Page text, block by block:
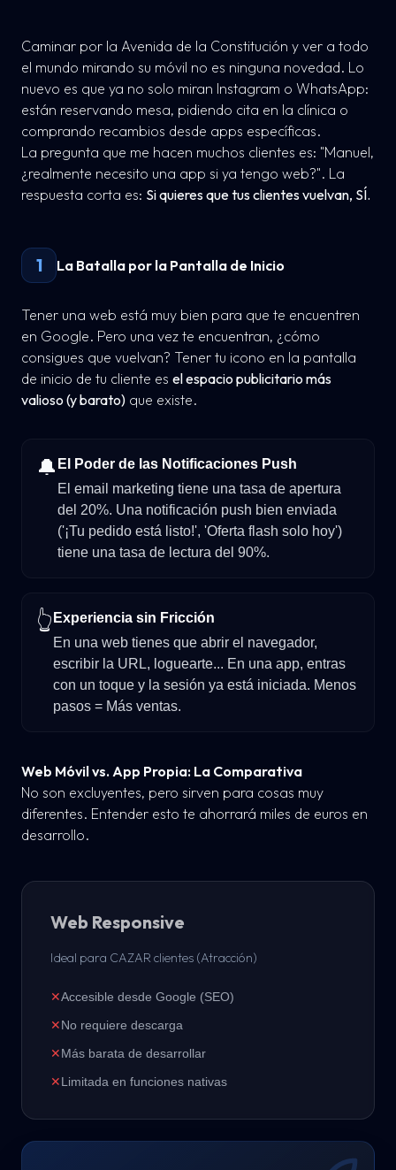
Caminar por la Avenida de la Constitución y ver a todo
el mundo mirando su móvil no es ninguna novedad. Lo
nuevo es que ya no solo miran Instagram o WhatsApp:
están reservando mesa, pidiendo cita en la clínica o
comprando recambios desde apps específicas.
La pregunta que me hacen muchos clientes es: "Manuel,
¿realmente necesito una app si ya tengo web?". La
respuesta corta es: Si quieres que tus clientes vuelvan, SÍ.
1 La Batalla por la Pantalla de Inicio
Tener una web está muy bien para que te encuentren
en Google. Pero una vez te encuentran, ¿cómo
consigues que vuelvan? Tener tu icono en la pantalla
de inicio de tu cliente es el espacio publicitario más
valioso (y barato) que existe.
🔔 El Poder de las Notificaciones Push
El email marketing tiene una tasa de apertura
del 20%. Una notificación push bien enviada
('¡Tu pedido está listo!', 'Oferta flash solo hoy')
tiene una tasa de lectura del 90%.
👆 Experiencia sin Fricción
En una web tienes que abrir el navegador,
escribir la URL, loguearte... En una app, entras
con un toque y la sesión ya está iniciada. Menos
pasos = Más ventas.
Web Móvil vs. App Propia: La Comparativa
No son excluyentes, pero sirven para cosas muy
diferentes. Entender esto te ahorrará miles de euros en
desarrollo.
Web Responsive
Ideal para CAZAR clientes (Atracción)
✕Accesible desde Google (SEO)
✕No requiere descarga
✕Más barata de desarrollar
✕Limitada en funciones nativas